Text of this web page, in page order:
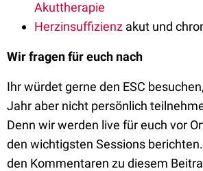
Akuttherapie
Herzinsuffizienz akut und
Wir fragen für euch nach
Ihr würdet gerne den ESC
Jahr aber nicht persönlich
Denn wir werden live für euch vor
den wichtigsten Sessions
den Kommentaren zu diesem